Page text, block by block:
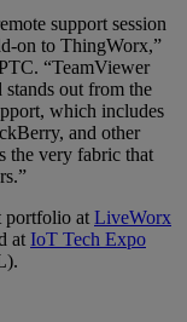
support session
on to ThingWorx,”
“TeamViewer
stands out from the
which includes
and other
the very fabric that
portfolio at LiveWorx
at IoT Tech Expo